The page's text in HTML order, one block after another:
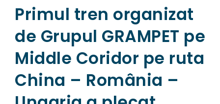
CARIERE
ESG
CONTACT
Primul tren organizat
de Grupul GRAMPET pe
Middle Coridor pe ruta
China – România –